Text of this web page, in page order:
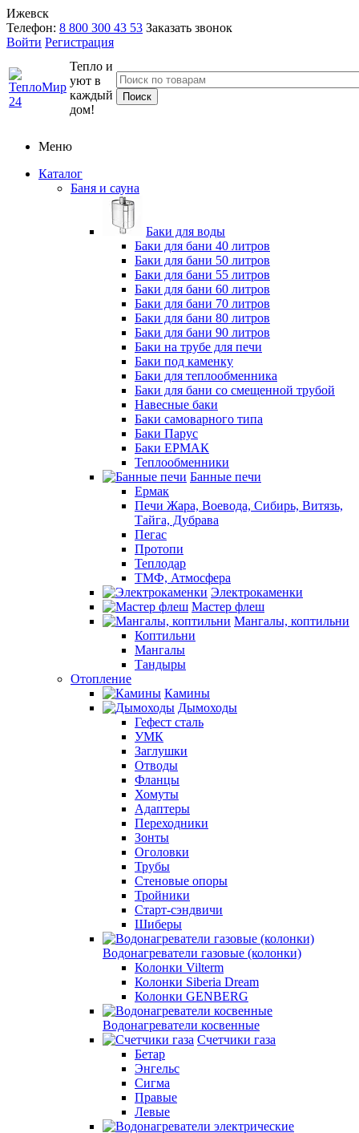
Ижевск
Телефон: 8 800 300 43 53 Заказать звонок
Войти Регистрация
Тепло и
уют в
каждый
дом!
Меню
Каталог
Баня и сауна
Баки для воды
Баки для бани 40 литров
Баки для бани 50 литров
Баки для бани 55 литров
Баки для бани 60 литров
Баки для бани 70 литров
Баки для бани 80 литров
Баки для бани 90 литров
Баки на трубе для печи
Баки под каменку
Баки для теплообменника
Баки для бани со смещенной трубой
Навесные баки
Баки самоварного типа
Баки Парус
Баки ЕРМАК
Теплообменники
Банные печи
Ермак
Печи Жара, Воевода, Сибирь, Витязь,
Тайга, Дубрава
Пегас
Протопи
Теплодар
ТМФ, Атмосфера
Электрокаменки
Мастер флеш
Мангалы, коптильни
Коптильни
Мангалы
Тандыры
Отопление
Камины
Дымоходы
Гефест сталь
УМК
Заглушки
Отводы
Фланцы
Хомуты
Адаптеры
Переходники
Зонты
Оголовки
Трубы
Стеновые опоры
Тройники
Старт-сэндвичи
Шиберы
Водонагреватели газовые (колонки)
Колонки Vilterm
Колонки Siberia Dream
Колонки GENBERG
Водонагреватели косвенные
Счетчики газа
Бетар
Энгельс
Сигма
Правые
Левые